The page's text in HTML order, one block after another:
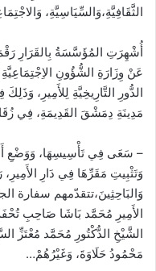
الثَّقَافِيَّةِ،وَالسِّيَاسِيَّةِ،
عَنْ وِزَارَةِ الشُّؤُونِ
الدُّورِ التَّارِيخِيَّةِ لِلأَمِيرِ،
مَدِينَةِ دِمَشْقَ القَدِيمَةِ، فِي
– سَعَى فِي تَأْسِيسِهَا، وَوَضْعِ
وَتَثْبِيتِ مَقَرِّهَا فِي دَارِ
وَالبَاحِثِينَ،تتقدّمهم سفارة
الأَمِيرِ مُحَمَّد بَاشَا صَاحِبِ
الشَّيْخِ الدُّكْتُورِ مُحَمَّد مُعْتَزِّ
مَحْمُودُ حَلَاوَةَ، وَغَيْرُهُمْ…